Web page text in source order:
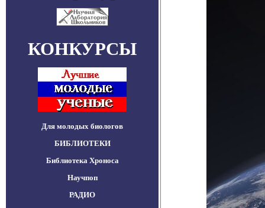
КОНКУРСЫ
Для молодых биологов
БИБЛИОТЕКИ
Библиотека Хроноса
Научпоп
РАДИО